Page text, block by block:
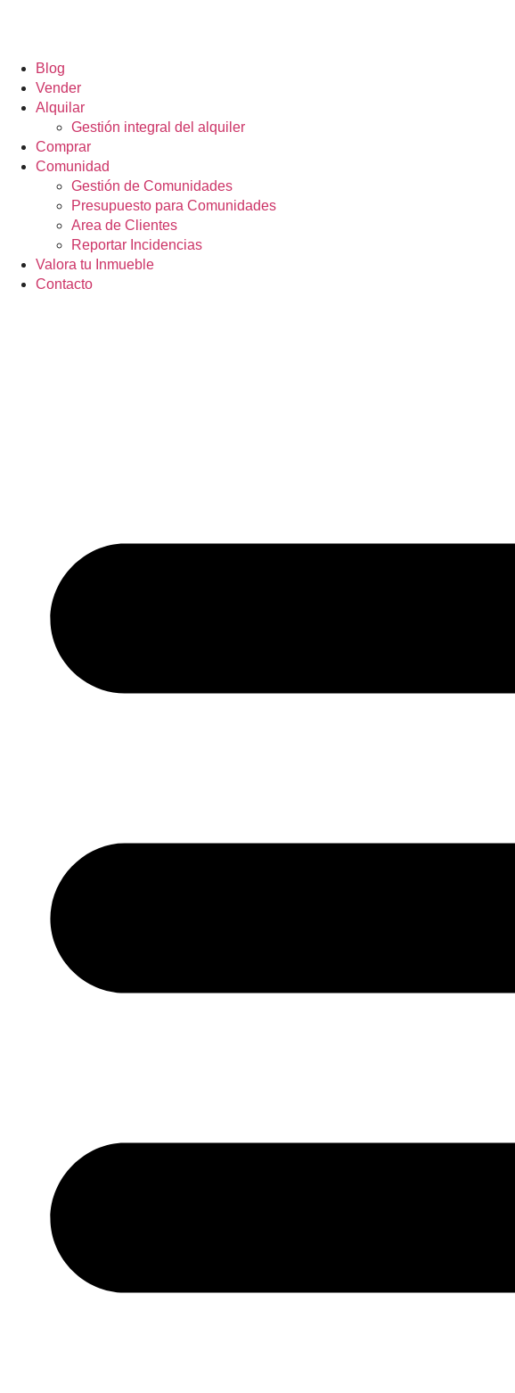
Blog
Vender
Alquilar
Gestión integral del alquiler
Comprar
Comunidad
Gestión de Comunidades
Presupuesto para Comunidades
Area de Clientes
Reportar Incidencias
Valora tu Inmueble
Contacto